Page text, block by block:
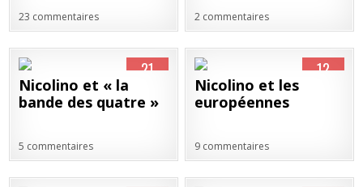
23 commentaires 2 commentaires
21
Nicolino et « la
bande des quatre »
5 commentaires
12
Nicolino et les
européennes
9 commentaires